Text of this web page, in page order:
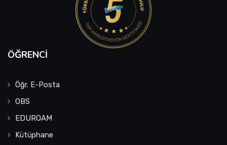
ÖĞRENCI
Öğr. E-Posta
OBS
EDUROAM
Kütüphane